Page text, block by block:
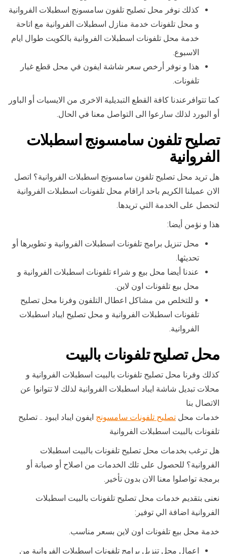
كذلك نوفر محل تصليح تلفون سامسونج اسطبلات الفروانية
و محل تلفونات خدمة منازل اسطبلات الفروانية مع اتاحة
خدمة محل تلفونات اسطبلات الفروانية بالكويت طوال ايام
الاسبوع.
هذا و نوفر أرخص سعر شاشة ايفون في محل قطع غيار
تلفونات.
كما تتوافرعندنا كافة القطع التبديلية الاخرى من الايسيات أو الباور
أو البورد لذلك سارعوا الى التواصل معنا في الحال.
تصليح تلفون سامسونج اسطبلات
الفروانية
هل تريد محل تصليح تلفون سامسونج اسطبلات الفروانية؟ اتصل
الان عميلنا الكريم باحد اراقام محل تلفونات اسطبلات الفروانية
لتحصل على الخدمة التي تريدها.
هذا و نؤمن أيضا:
محل تنزيل برامج تلفونات اسطبلات الفروانية و تطويرها أو
تحديثها.
عندنا أيضا محل بيع و شراء تلفونات اسطبلات الفروانية و
محل بيع تلفونات اون لاين.
و للتخلص من مشاكل اعطال التلفون وفرنا محل تصليح
تلفونات اسطبلات الفروانية و محل تصليح ايباد اسطبلات
الفروانية.
محل تصليح تلفونات بالبيت
كذلك وفرنا محل تصليح تلفونات بالبيت اسطبلات الفروانية و
محلات تبديل شاشة ايباد اسطبلات الفروانية لذلك لا تتوانوا عن
الاتصال بنا
خدمات محل تصليح تلفونات سامسونج ايفون ايباد ايبود .. تصليح
تلفونات بالبيت اسطبلات الفروانية
هل ترغب بخدمات محل تصليح تلفونات بالبيت اسطبلات
الفروانية؟ للحصول على تلك الخدمات من اصلاح أو صيانة أو
برمجة تواصلوا معنا الان بدون تأخير.
نعنى بتقديم خدمات محل تصليح تلفونات بالبيت اسطبلات
الفروانية اضافة الي توفير:
خدمة محل بيع تلفونات اون لاين بسعر مناسب.
اعمال محل تنزيل برامج تلفونات اسطبلات الفروانية من